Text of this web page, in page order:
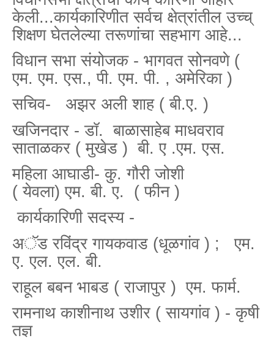
केली...कार्यकारिणीत सर्वच क्षेत्रांतील उच्च्
शिक्षण घेतलेल्या तरूणांचा सहभाग आहे...
विधान सभा संयोजक - भागवत सोनवणे (
एम. एम. एस., पी. एम. पी. , अमेरिका )
सचिव-
अझर अली शाह ( बी.ए. )
खजिनदार - डॉ. बाळासाहेब माधवराव
साताळकर ( मुखेड ) बी. ए .एम. एस.
महिला आघाडी- कु. गौरी जोशी
( येवला) एम. बी. ए. ( फीन )
कार्यकारिणी सदस्य -
अॅड रविंद्र गायकवाड (धूळगांव ) ; एम.
ए. एल. एल. बी.
राहूल बबन भाबड ( राजापुर ) एम. फार्म.
रामनाथ काशीनाथ उशीर ( सायगांव ) - कृषी
तज्ञ